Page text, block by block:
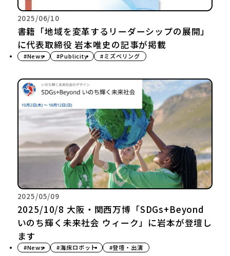
2025/06/10
書籍「地域を変革するリーダーシップの展開」
に代表取締役 岩本唯史の記事が掲載
#News #Publicity #ミズベリング
2025/05/09
2025/10/8 大阪・関西万博「SDGs+Beyond
いのち輝く未来社会 ウィーク」に岩本が登壇し
ます
#News #海床ロボット #登壇・出演